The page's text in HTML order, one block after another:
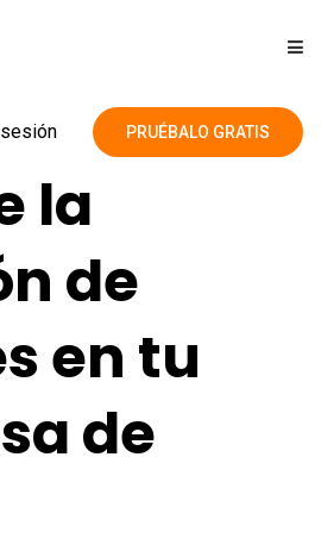
PRUÉBALO GRATIS
la
de
en tu
de